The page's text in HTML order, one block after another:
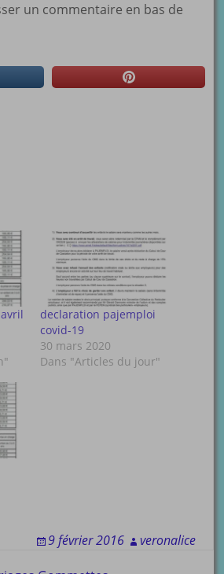
un commentaire en bas de
declaration pajemploi
covid-19
30 mars 2020
Dans "Articles du jour"
9 février 2016 veronalice